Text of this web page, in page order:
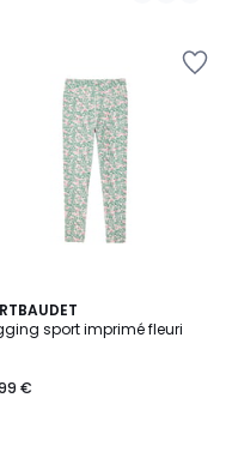
sport imprimé fleuri
€